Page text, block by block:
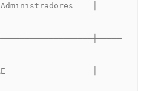
│
│